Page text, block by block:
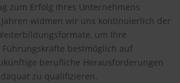
zum Erfolg Ihres Unternehmens
widmen wir uns kontinuierlich der
um Ihre
bestmöglich auf
berufliche Herausforderungen
zu qualifizieren.